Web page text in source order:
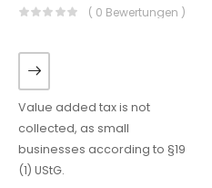
( 0 Bewertungen )
Value added tax is not
collected, as small
businesses according to §19
(1) UStG.